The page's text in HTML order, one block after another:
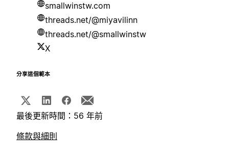
smallwinstw.com
threads.net/@miyavilinn
threads.net/@smallwinstw
X
分享這個範本
最後更新時間：56 年前
條款與細則